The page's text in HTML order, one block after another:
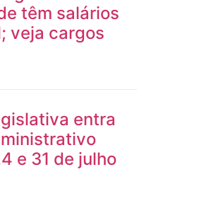
têm salários
veja cargos
entra
e 31 de julho